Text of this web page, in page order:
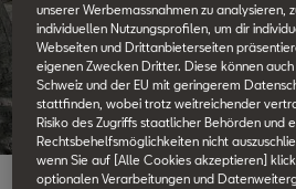
unserer Werbemassnahmen zu analysieren,
individuellen Nutzungsprofilen, um dir
Webseiten und Drittanbieterseiten
eigenen Zwecken Dritter. Diese können
Schweiz und der EU mit geringerem
stattfinden, wobei trotz weitreichender
Risiko des Zugriffs staatlicher Behörden und
Rechtsbehelfsmöglichkeiten nicht
wenn Sie auf [Alle Cookies akzeptieren]
optionalen Verarbeitungen und